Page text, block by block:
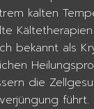
kalten
bekannt als
die
führt.